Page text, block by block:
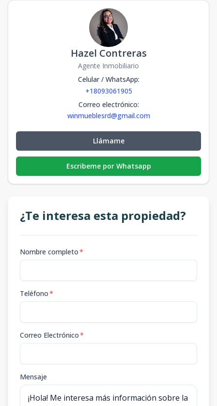
Hazel Contreras
Agente Inmobiliario
Celular / WhatsApp:
+18093061905
Correo electrónico:
winmueblesrd@gmail.com
Llámame
Escribeme por Whatsapp
¿Te interesa esta propiedad?
Nombre completo*
Teléfono*
Correo Electrónico*
Mensaje